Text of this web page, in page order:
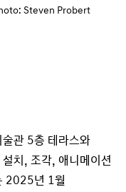
Steven Probert
관 5층 테라스와
치, 조각, 애니메이션
2025년 1월